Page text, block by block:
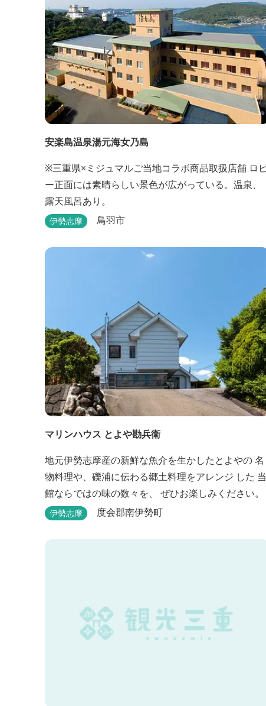
安楽島温泉湯元海女乃島
※三重県×ミジュマルご当地コラボ商品取扱店舗 ロビ
ー正面には素晴らしい景色が広がっている。温泉、
露天風呂あり。
伊勢志摩 鳥羽市
マリンハウス とよや勘兵衛
地元伊勢志摩産の新鮮な魚介を生かしたとよやの 名
物料理や、礫浦に伝わる郷土料理をアレンジ した 当
館ならではの味の数々を、 ぜひお楽しみください。
伊勢志摩 度会郡南伊勢町